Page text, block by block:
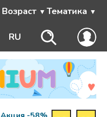
Возраст Тематика
RU